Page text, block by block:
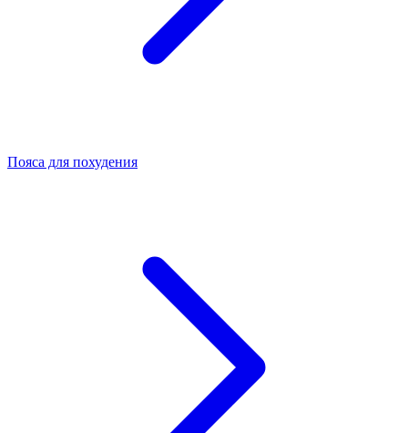
Пояса для похудения